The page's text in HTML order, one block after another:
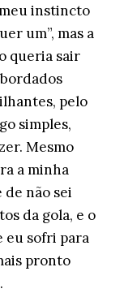
instincto
um”, mas a
queria sair
pelo
simples,
Mesmo
a minha
de não sei
da gola, e o
eu sofri para
pronto